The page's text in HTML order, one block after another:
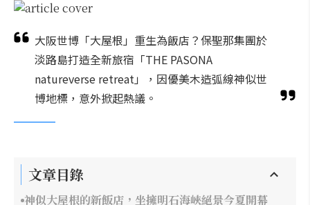
大阪世博「大屋根」重生為飯店？保聖那集團於
淡路島打造全新旅宿「THE PASONA
natureverse retreat」，因優美木造弧線神似世
博地標，意外掀起熱議。
文章目錄
神似大屋根的新飯店，坐擁明石海峽絕景今夏開幕